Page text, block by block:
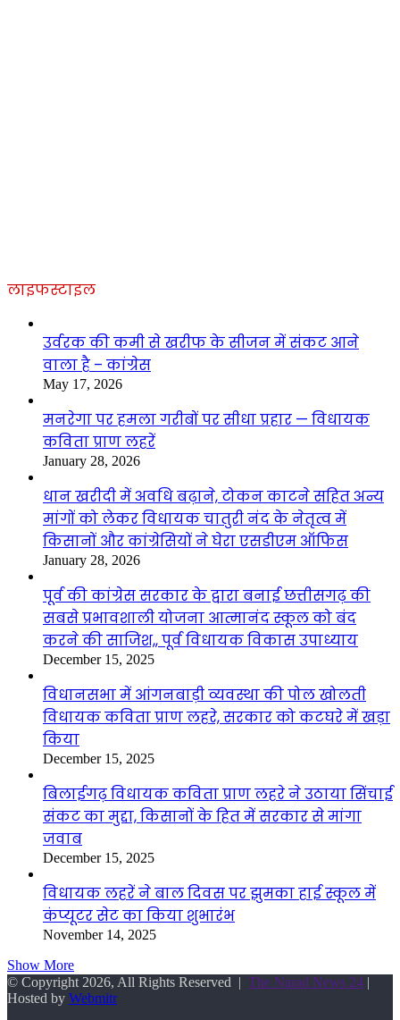
लाइफस्टाइल
उर्वरक की कमी से खरीफ के सीजन में संकट आने
वाला है – कांग्रेस
May 17, 2026
मनरेगा पर हमला गरीबों पर सीधा प्रहार — विधायक
कविता प्राण लहरें
January 28, 2026
धान खरीदी में अवधि बढ़ाने, टोकन काटने सहित अन्य
मांगों को लेकर विधायक चातुरी नंद के नेतृत्व में
किसानों और कांग्रेसियों ने घेरा एसडीएम ऑफिस
January 28, 2026
पूर्व की कांग्रेस सरकार के द्वारा बनाई छत्तीसगढ़ की
सबसे प्रभावशाली योजना आत्मानंद स्कूल को बंद
करने की साजिश,, पूर्व विधायक विकास उपाध्याय
December 15, 2025
विधानसभा में आंगनबाड़ी व्यवस्था की पोल खोलती
विधायक कविता प्राण लहरे, सरकार को कटघरे में खड़ा
किया
December 15, 2025
बिलाईगढ़ विधायक कविता प्राण लहरे ने उठाया सिंचाई
संकट का मुद्दा, किसानों के हित में सरकार से मांगा
जवाब
December 15, 2025
विधायक लहरें ने बाल दिवस पर झुमका हाई स्कूल में
कंप्यूटर सेट का किया शुभारंभ
November 14, 2025
Show More
© Copyright 2026, All Rights Reserved | The Narad News 24 |
Hosted by Webmitr